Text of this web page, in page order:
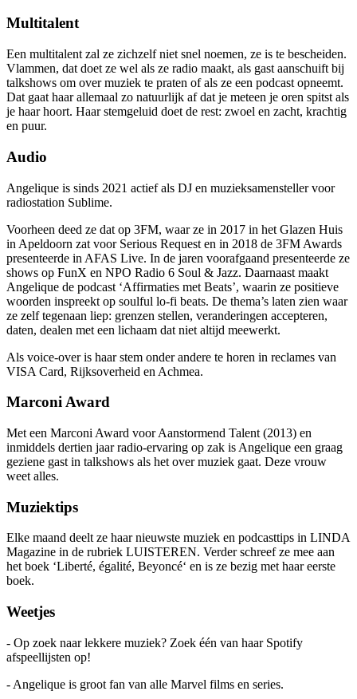
Multitalent
Een multitalent zal ze zichzelf niet snel noemen, ze is te bescheiden.
Vlammen, dat doet ze wel als ze radio maakt, als gast aanschuift bij
talkshows om over muziek te praten of als ze een podcast opneemt.
Dat gaat haar allemaal zo natuurlijk af dat je meteen je oren spitst als
je haar hoort. Haar stemgeluid doet de rest: zwoel en zacht, krachtig
en puur.
Audio
Angelique is sinds 2021 actief als DJ en muzieksamensteller voor
radiostation Sublime.
Voorheen deed ze dat op 3FM, waar ze in 2017 in het Glazen Huis
in Apeldoorn zat voor Serious Request en in 2018 de 3FM Awards
presenteerde in AFAS Live. In de jaren voorafgaand presenteerde ze
shows op FunX en NPO Radio 6 Soul & Jazz. Daarnaast maakt
Angelique de podcast ‘Affirmaties met Beats’, waarin ze positieve
woorden inspreekt op soulful lo-fi beats. De thema’s laten zien waar
ze zelf tegenaan liep: grenzen stellen, veranderingen accepteren,
daten, dealen met een lichaam dat niet altijd meewerkt.
Als voice-over is haar stem onder andere te horen in reclames van
VISA Card, Rijksoverheid en Achmea.
Marconi Award
Met een Marconi Award voor Aanstormend Talent (2013) en
inmiddels dertien jaar radio-ervaring op zak is Angelique een graag
geziene gast in talkshows als het over muziek gaat. Deze vrouw
weet alles.
Muziektips
Elke maand deelt ze haar nieuwste muziek en podcasttips in LINDA
Magazine in de rubriek LUISTEREN. Verder schreef ze mee aan
het boek ‘Liberté, égalité, Beyoncé‘ en is ze bezig met haar eerste
boek.
Weetjes
- Op zoek naar lekkere muziek? Zoek één van haar Spotify
afspeellijsten op!
- Angelique is groot fan van alle Marvel films en series.